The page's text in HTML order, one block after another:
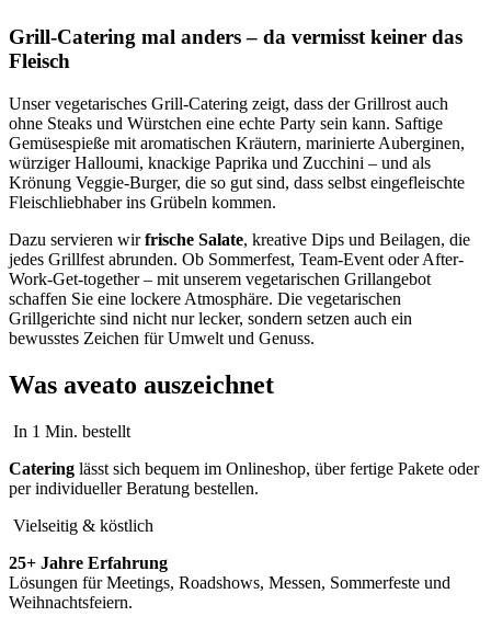
Grill-Catering mal anders – da vermisst keiner das
Fleisch
Unser vegetarisches Grill-Catering zeigt, dass der Grillrost auch
ohne Steaks und Würstchen eine echte Party sein kann. Saftige
Gemüsespieße mit aromatischen Kräutern, marinierte Auberginen,
würziger Halloumi, knackige Paprika und Zucchini – und als
Krönung Veggie-Burger, die so gut sind, dass selbst eingefleischte
Fleischliebhaber ins Grübeln kommen.
Dazu servieren wirfrische Salate, kreative Dips und Beilagen, die
jedes Grillfest abrunden. Ob Sommerfest, Team-Event oder After-
Work-Get-together – mit unserem vegetarischen Grillangebot
schaffen Sie eine lockere Atmosphäre. Die vegetarischen
Grillgerichte sind nicht nur lecker, sondern setzen auch ein
bewusstes Zeichen für Umwelt und Genuss.
Was aveato auszeichnet
In 1 Min. bestellt
Catering lässt sich bequem im Onlineshop, über fertige Pakete oder
per individueller Beratung bestellen.
Vielseitig & köstlich
25+ Jahre Erfahrung
Lösungen für Meetings, Roadshows, Messen, Sommerfeste und
Weihnachtsfeiern.